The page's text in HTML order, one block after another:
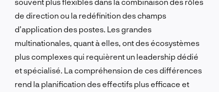
de direction ou la redéfinition des champs
d’application des postes. Les grandes
multinationales, quant à elles, ont des écosystèmes
plus complexes qui requièrent un leadership dédié
et spécialisé. La compréhension de ces différences
rend la planification des effectifs plus efficace et